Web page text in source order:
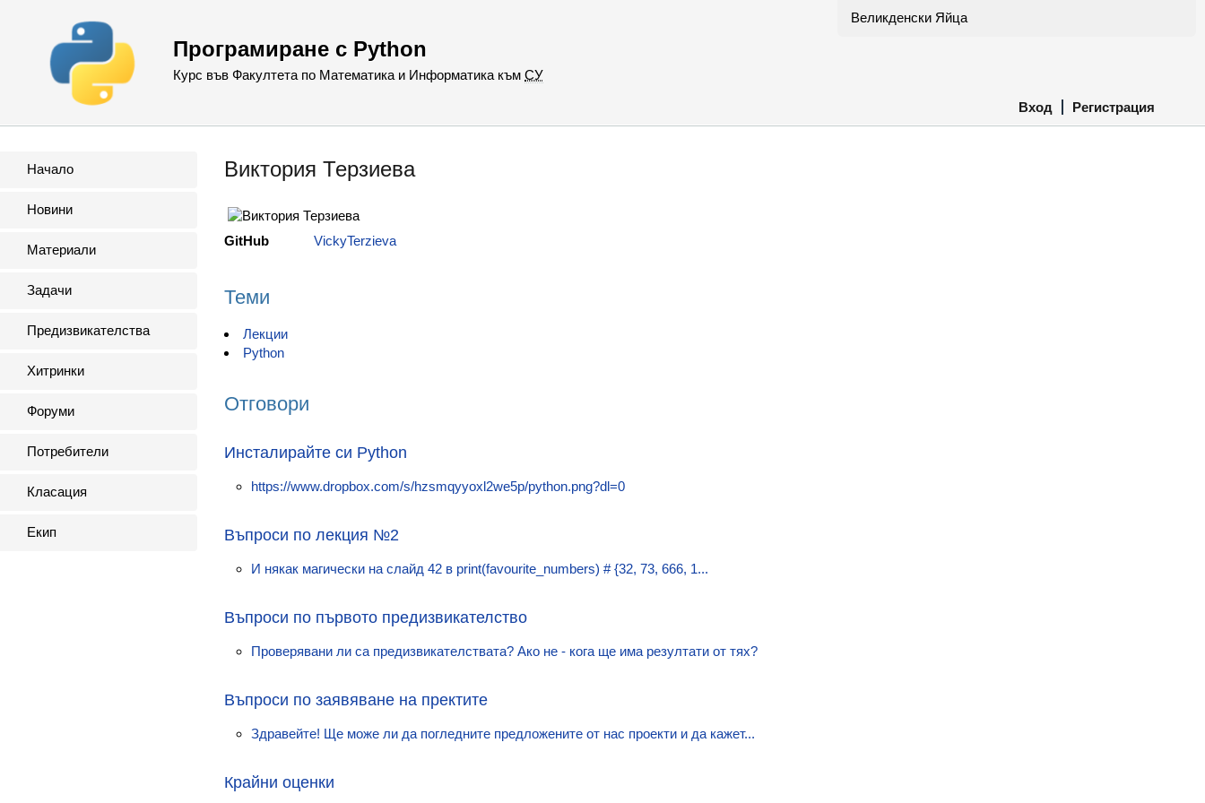
Великденски Яйца
Програмиране с Python
Курс във Факултета по Математика и Информатика към СУ
Вход Регистрация
Начало
Новини
Материали
Задачи
Предизвикателства
Хитринки
Форуми
Потребители
Класация
Екип
Виктория Терзиева
GitHub VickyTerzieva
Теми
Лекции
Python
Отговори
Инсталирайте си Python
https://www.dropbox.com/s/hzsmqyyoxl2we5p/python.png?dl=0
Въпроси по лекция №2
И някак магически на слайд 42 в print(favourite_numbers) # {32, 73, 666, 1...
Въпроси по първото предизвикателство
Проверявани ли са предизвикателствата? Ако не - кога ще има резултати от тях?
Въпроси по заявяване на пректите
Здравейте! Ще може ли да погледните предложените от нас проекти и да кажет...
Крайни оценки